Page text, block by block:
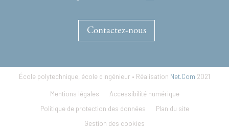
Contactez-nous
École polytechnique, école d'ingénieur • Réalisation Net.Com 2021
Footer
menu
Mentions légales
Accessibilité numérique
Politique de protection des données
Plan du site
Gestion des cookies